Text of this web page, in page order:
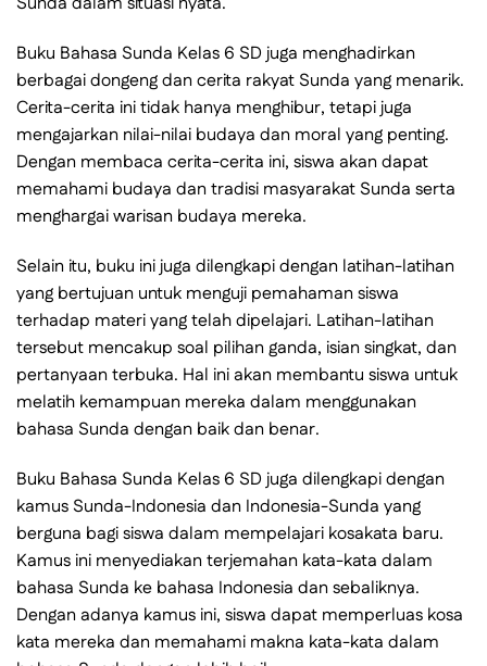
Buku Bahasa Sunda Kelas 6 SD juga menghadirkan
berbagai dongeng dan cerita rakyat Sunda yang menarik.
Cerita-cerita ini tidak hanya menghibur, tetapi juga
mengajarkan nilai-nilai budaya dan moral yang penting.
Dengan membaca cerita-cerita ini, siswa akan dapat
memahami budaya dan tradisi masyarakat Sunda serta
menghargai warisan budaya mereka.
Selain itu, buku ini juga dilengkapi dengan latihan-latihan
yang bertujuan untuk menguji pemahaman siswa
terhadap materi yang telah dipelajari. Latihan-latihan
tersebut mencakup soal pilihan ganda, isian singkat, dan
pertanyaan terbuka. Hal ini akan membantu siswa untuk
melatih kemampuan mereka dalam menggunakan
bahasa Sunda dengan baik dan benar.
Buku Bahasa Sunda Kelas 6 SD juga dilengkapi dengan
kamus Sunda-Indonesia dan Indonesia-Sunda yang
berguna bagi siswa dalam mempelajari kosakata baru.
Kamus ini menyediakan terjemahan kata-kata dalam
bahasa Sunda ke bahasa Indonesia dan sebaliknya.
Dengan adanya kamus ini, siswa dapat memperluas kosa
kata mereka dan memahami makna kata-kata dalam